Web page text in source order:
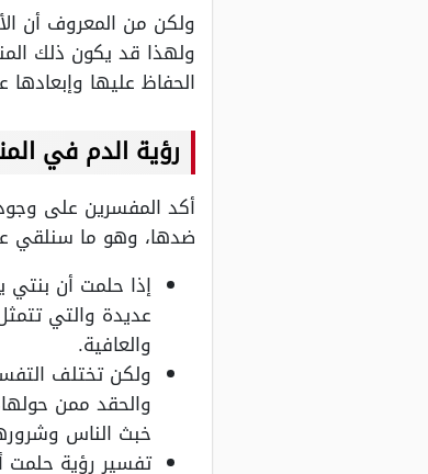
ولكن من المعروف أن
ولهذا قد يكون ذلك
الحفاظ عليها
رؤية الدم في
أكد المفسرين على
ضدها، وهو ما سنلقي
إذا حلمت أن
عديدة والتي
والعافية.
ولكن تختلف
والحقد ممن
خبث الناس
تفسير رؤية